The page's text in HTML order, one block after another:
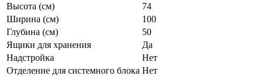
Высота (см)
74
Ширина (см)
100
Глубина (см)
50
Ящики для хранения
Да
Надстройка
Нет
Отделение для системного блока Нет